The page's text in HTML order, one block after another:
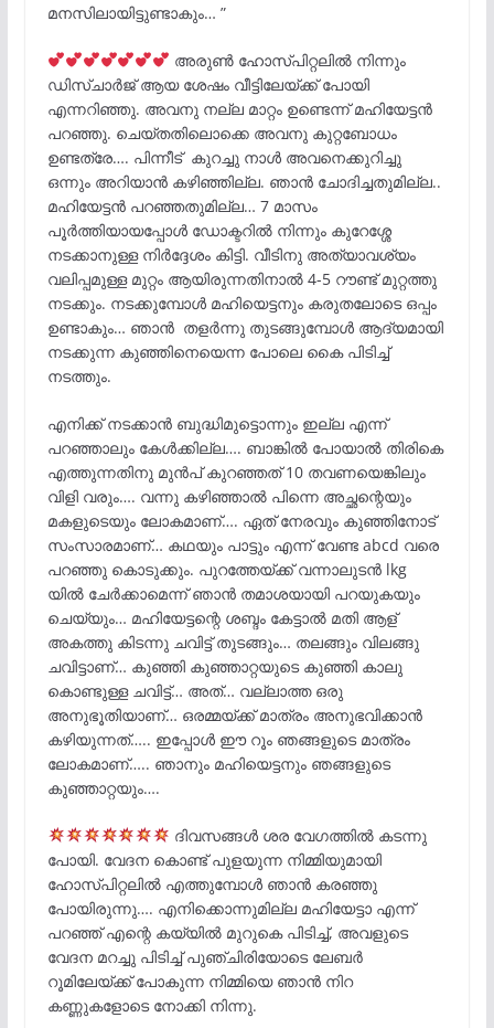
മനസിലായിട്ടുണ്ടാകും… ”
അരുൺ ഹോസ്പിറ്റലിൽ നിന്നും
ഡിസ്ചാർജ് ആയ ശേഷം വീട്ടിലേയ്ക്ക് പോയി
എന്നറിഞ്ഞു. അവനു നല്ല മാറ്റം ഉണ്ടെന്ന് മഹിയേട്ടൻ
പറഞ്ഞു. ചെയ്തതിലൊക്കെ അവനു കുറ്റബോധം
ഉണ്ടത്രേ…. പിന്നീട് കുറച്ചു നാൾ അവനെക്കുറിച്ചു
ഒന്നും അറിയാൻ കഴിഞ്ഞില്ല. ഞാൻ ചോദിച്ചതുമില്ല..
മഹിയേട്ടൻ പറഞ്ഞതുമില്ല… 7 മാസം
പൂർത്തിയായപ്പോൾ ഡോക്ടറിൽ നിന്നും കുറേശ്ശേ
നടക്കാനുള്ള നിർദ്ദേശം കിട്ടി. വീടിനു അത്യാവശ്യം
വലിപ്പമുള്ള മുറ്റം ആയിരുന്നതിനാൽ 4-5 റൗണ്ട് മുറ്റത്തു
നടക്കും. നടക്കുമ്പോൾ മഹിയെട്ടനും കരുതലോടെ ഒപ്പം
ഉണ്ടാകും… ഞാൻ തളർന്നു തുടങ്ങുമ്പോൾ ആദ്യമായി
നടക്കുന്ന കുഞ്ഞിനെയെന്ന പോലെ കൈ പിടിച്ച്
നടത്തും.
എനിക്ക് നടക്കാൻ ബുദ്ധിമുട്ടൊന്നും ഇല്ല എന്ന്
പറഞ്ഞാലും കേൾക്കില്ല…. ബാങ്കിൽ പോയാൽ തിരികെ
എത്തുന്നതിനു മുൻപ് കുറഞ്ഞത് 10 തവണയെങ്കിലും
വിളി വരും…. വന്നു കഴിഞ്ഞാൽ പിന്നെ അച്ഛന്റെയും
മകളുടെയും ലോകമാണ്…. ഏത് നേരവും കുഞ്ഞിനോട്
സംസാരമാണ്… കഥയും പാട്ടും എന്ന് വേണ്ട abcd വരെ
പറഞ്ഞു കൊടുക്കും. പുറത്തേയ്ക്ക് വന്നാലുടൻ lkg
യിൽ ചേർക്കാമെന്ന് ഞാൻ തമാശയായി പറയുകയും
ചെയ്യും… മഹിയേട്ടന്റെ ശബ്ദം കേട്ടാൽ മതി ആള്
അകത്തു കിടന്നു ചവിട്ട് തുടങ്ങും… തലങ്ങും വിലങ്ങു
ചവിട്ടാണ്… കുഞ്ഞി കുഞ്ഞാറ്റയുടെ കുഞ്ഞി കാലു
കൊണ്ടുള്ള ചവിട്ട്… അത്… വല്ലാത്ത ഒരു
അനുഭൂതിയാണ്… ഒരമ്മയ്ക്ക് മാത്രം അനുഭവിക്കാൻ
കഴിയുന്നത്….. ഇപ്പോൾ ഈ റൂം ഞങ്ങളുടെ മാത്രം
ലോകമാണ്….. ഞാനും മഹിയെട്ടനും ഞങ്ങളുടെ
കുഞ്ഞാറ്റയും….
ദിവസങ്ങൾ ശര വേഗത്തിൽ കടന്നു
പോയി. വേദന കൊണ്ട് പുളയുന്ന നിമ്മിയുമായി
ഹോസ്പിറ്റലിൽ എത്തുമ്പോൾ ഞാൻ കരഞ്ഞു
പോയിരുന്നു…. എനിക്കൊന്നുമില്ല മഹിയേട്ടാ എന്ന്
പറഞ്ഞ് എന്റെ കയ്യിൽ മുറുകെ പിടിച്ച്, അവളുടെ
വേദന മറച്ചു പിടിച്ച് പുഞ്ചിരിയോടെ ലേബർ
റൂമിലേയ്ക്ക് പോകുന്ന നിമ്മിയെ ഞാൻ നിറ
കണ്ണുകളോടെ നോക്കി നിന്നു.